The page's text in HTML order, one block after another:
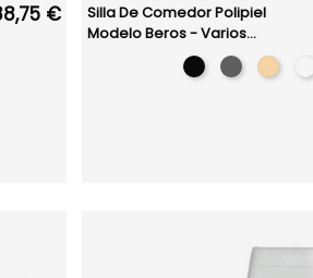
€
Silla De Comedor Polipiel
Modelo Beros - Varios...